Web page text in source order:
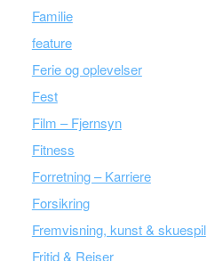
Familie
feature
Ferie og oplevelser
Fest
Film – Fjernsyn
Fitness
Forretning – Karriere
Forsikring
Fremvisning, kunst & skuespil
Fritid & Rejser